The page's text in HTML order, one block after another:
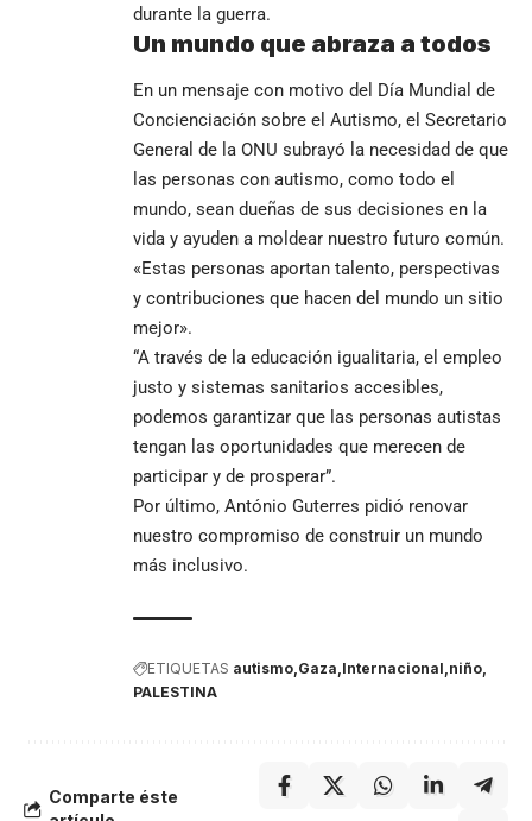
durante la guerra.
Un mundo que abraza a todos
En un mensaje con motivo del Día Mundial de
Concienciación sobre el Autismo, el Secretario
General de la ONU subrayó la necesidad de que
las personas con autismo, como todo el
mundo, sean dueñas de sus decisiones en la
vida y ayuden a moldear nuestro futuro común.
«Estas personas aportan talento, perspectivas
y contribuciones que hacen del mundo un sitio
mejor».
“A través de la educación igualitaria, el empleo
justo y sistemas sanitarios accesibles,
podemos garantizar que las personas autistas
tengan las oportunidades que merecen de
participar y de prosperar”.
Por último, António Guterres pidió renovar
nuestro compromiso de construir un mundo
más inclusivo.
ETIQUETAS autismo Gaza Internacional niño
PALESTINA
Comparte éste